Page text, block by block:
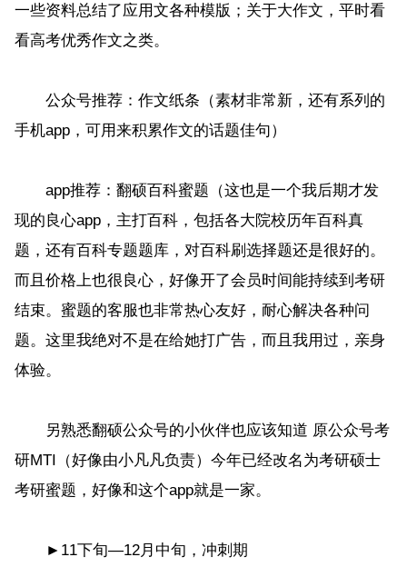
一些资料总结了应用文各种模版；关于大作文，平时看
看高考优秀作文之类。
公众号推荐：作文纸条（素材非常新，还有系列的
手机app，可用来积累作文的话题佳句）
app推荐：翻硕百科蜜题（这也是一个我后期才发
现的良心app，主打百科，包括各大院校历年百科真
题，还有百科专题题库，对百科刷选择题还是很好的。
而且价格上也很良心，好像开了会员时间能持续到考研
结束。蜜题的客服也非常热心友好，耐心解决各种问
题。这里我绝对不是在给她打广告，而且我用过，亲身
体验。
另熟悉翻硕公众号的小伙伴也应该知道 原公众号考
研MTI（好像由小凡凡负责）今年已经改名为考研硕士
考研蜜题，好像和这个app就是一家。
►11下旬—12月中旬，冲刺期